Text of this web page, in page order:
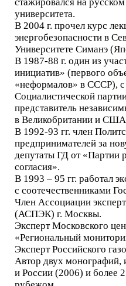
университета.
В 2004 г. прочел курс
энергобезопасности в
Университете Симанэ
В 1987-88 г. один из
инициатив» (первого
«неформалов» в СССР), с
Социалистической
представитель
в Великобритании и
В 1992-93 гг. член
предпринимателей за
депутаты ГД от «Партии
согласия».
В 1993 – 95 гг. работал
с соотечественниками
Член Ассоциации
(АСПЭК) г. Москвы.
Эксперт Московского
«Региональный
Эксперт Российского
Автор двух монографий,
и России (2006) и более